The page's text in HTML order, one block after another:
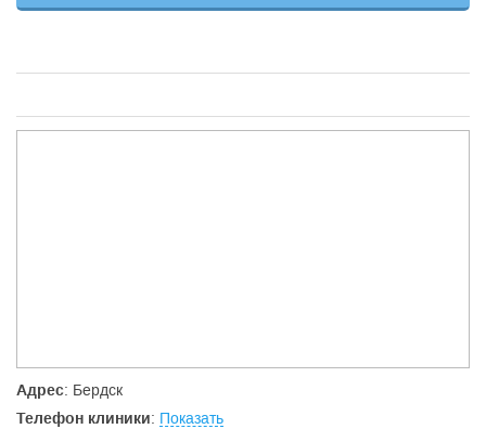
Адрес: Бердск
Телефон клиники: Показать